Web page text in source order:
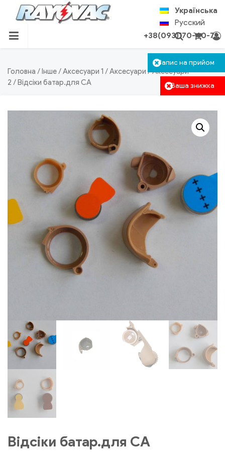
content
Ваша знижка
Запис на прийом
RAYOVAC.COM.UA
Українська
Русский
+38(093)170-40-71
Пошук
Головна /Інше/Аксесуари 1 /Аксесуари /Аксесуари
2 / Відсіки батар.для СА
Відсіки батар.для СА